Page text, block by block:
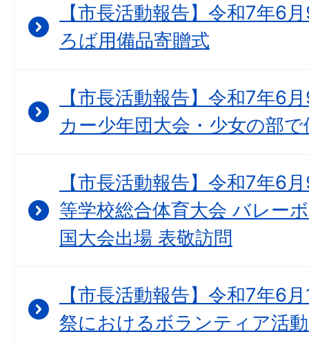
【市長活動報告】令和7年6
ろば用備品寄贈式
【市長活動報告】令和7年6
カー少年団大会・少女の部
【市長活動報告】令和7年6
等学校総合体育大会 バレー
国大会出場 表敬訪問
【市長活動報告】令和7年6
祭におけるボランティア活